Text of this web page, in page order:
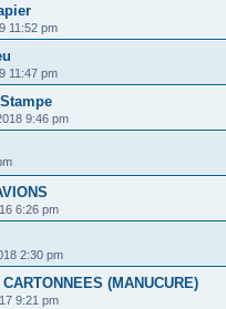
11:52 pm
11:47 pm
9:46 pm
6:26 pm
2:30 pm
(MANUCURE)
9:21 pm